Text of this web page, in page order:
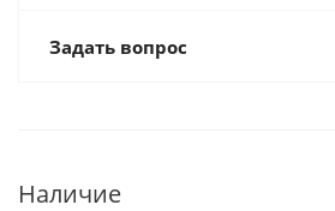
Задать вопрос
Наличие